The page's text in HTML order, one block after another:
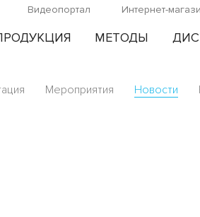
Видеопортал Интернет-
МЕТОДЫ
Мероприятия Новости